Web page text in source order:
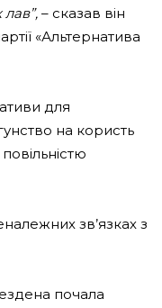
– сказав він
«Альтернатива
для
на користь
зв’язках з
почала